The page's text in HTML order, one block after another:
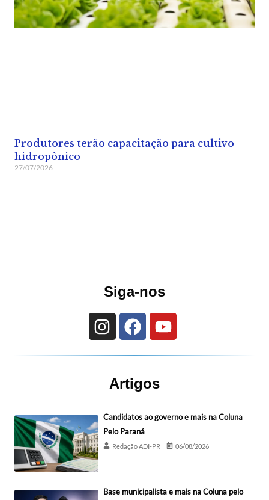
Produtores terão capacitação para cultivo
hidropônico
27/07/2026
Siga-nos
Artigos
Candidatos ao governo e mais na Coluna
Pelo Paraná
Redação ADI-PR 06/08/2026
Base municipalista e mais na Coluna pelo